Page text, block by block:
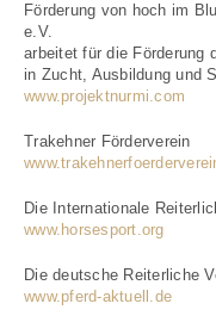
Förderung von hoch im
e.V.
arbeitet für die Förderung
in Zucht, Ausbildung und
www.projektnurmi.com
Trakehner Förderverein
Die Internationale
www.horsesport.org
Die deutsche Reiterliche
www.pferd-aktuell.de